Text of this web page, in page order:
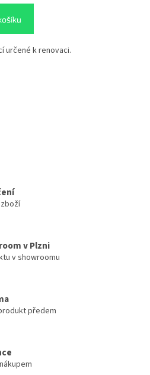
určené k renovaci.
v Plzni
v showroomu
předem